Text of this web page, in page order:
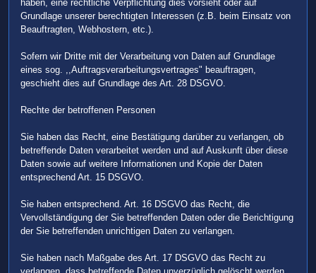
haben, eine rechtliche Verpflichtung dies vorsieht oder auf
Grundlage unserer berechtigten Interessen (z.B. beim Einsatz von
Beauftragten, Webhostern, etc.).
Sofern wir Dritte mit der Verarbeitung von Daten auf Grundlage
eines sog. ,,Auftragsverarbeitungsvertrages" beauftragen,
geschieht dies auf Grundlage des Art. 28 DSGVO.
Rechte der betroffenen Personen
Sie haben das Recht, eine Bestätigung darüber zu verlangen, ob
betreffende Daten verarbeitet werden und auf Auskunft über diese
Daten sowie auf weitere Informationen und Kopie der Daten
entsprechend Art. 15 DSGVO.
Sie haben entsprechend. Art. 16 DSGVO das Recht, die
Vervollständigung der Sie betreffenden Daten oder die Berichtigung
der Sie betreffenden unrichtigen Daten zu verlangen.
Sie haben nach Maßgabe des Art. 17 DSGVO das Recht zu